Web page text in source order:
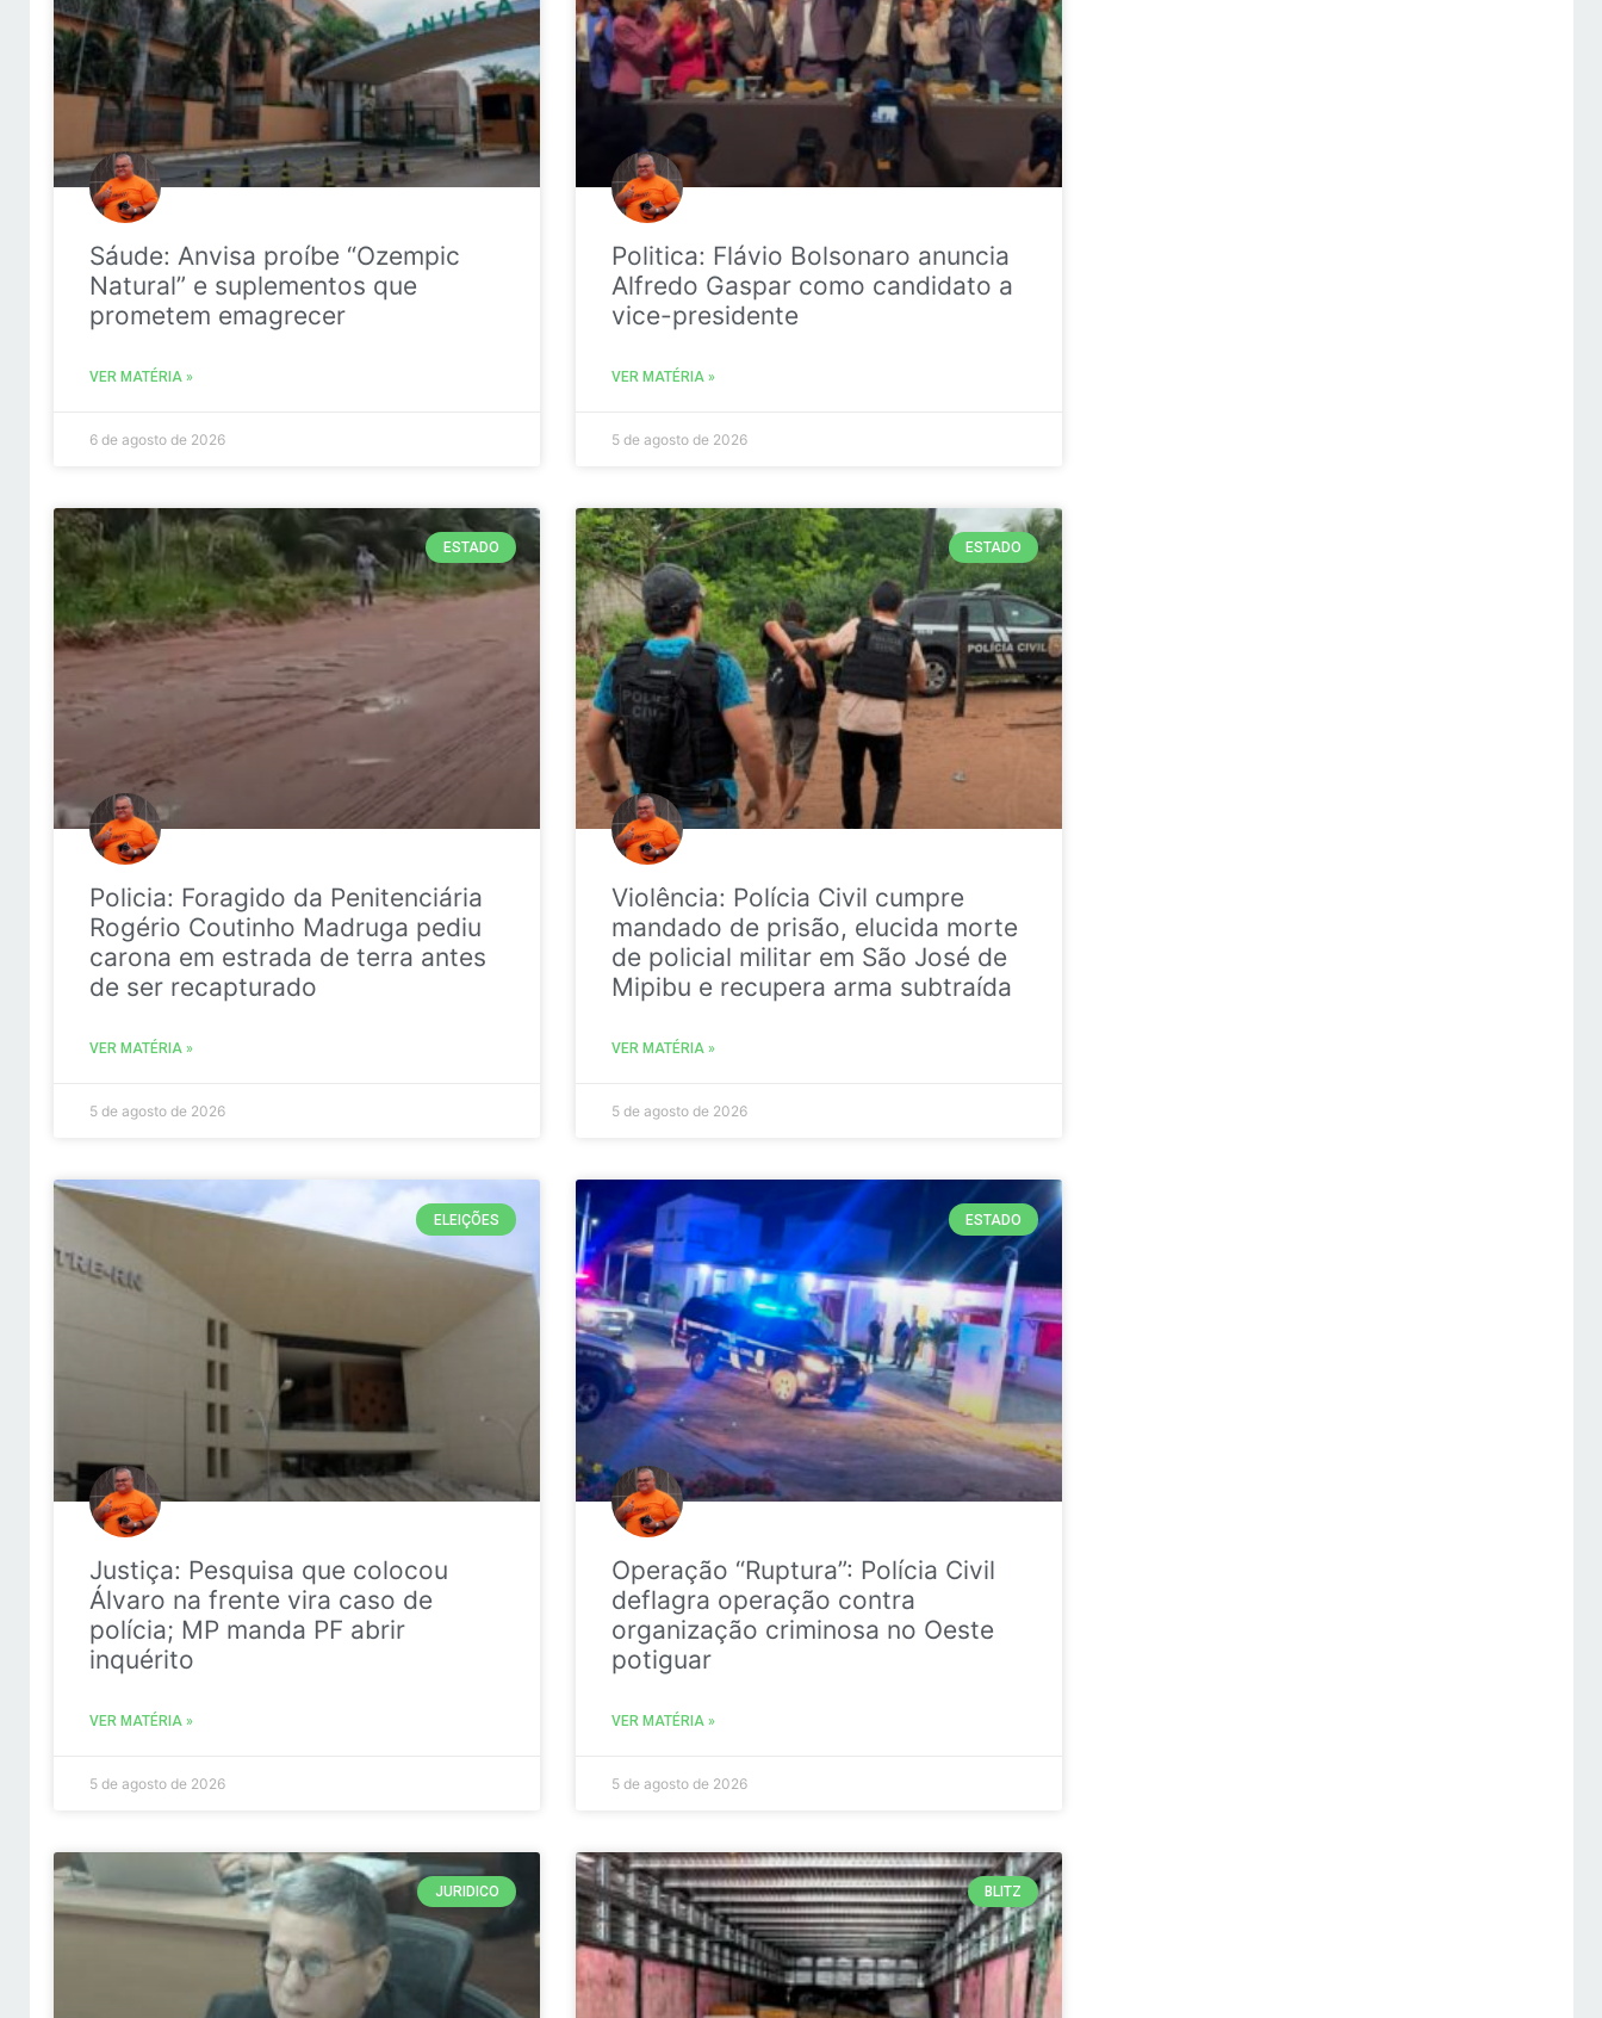
Sáude: Anvisa proíbe “Ozempic
Natural” e suplementos que
prometem emagrecer
VER MATÉRIA »
6 de agosto de 2026
Politica: Flávio Bolsonaro anuncia
Alfredo Gaspar como candidato a
vice-presidente
VER MATÉRIA »
5 de agosto de 2026
ESTADO
Policia: Foragido da Penitenciária
Rogério Coutinho Madruga pediu
carona em estrada de terra antes
de ser recapturado
VER MATÉRIA »
5 de agosto de 2026
ESTADO
Violência: Polícia Civil cumpre
mandado de prisão, elucida morte
de policial militar em São José de
Mipibu e recupera arma subtraída
VER MATÉRIA »
5 de agosto de 2026
ELEIÇÕES
Justiça: Pesquisa que colocou
Álvaro na frente vira caso de
polícia; MP manda PF abrir
inquérito
VER MATÉRIA »
5 de agosto de 2026
ESTADO
Operação “Ruptura”: Polícia Civil
deflagra operação contra
organização criminosa no Oeste
potiguar
VER MATÉRIA »
5 de agosto de 2026
JURIDICO BLITZ